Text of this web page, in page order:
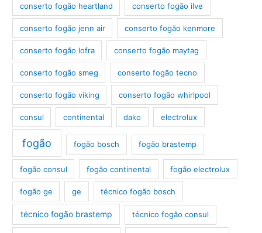
conserto fogão heartland conserto fogão ilve
conserto fogão jenn air conserto fogão kenmore
conserto fogão lofra conserto fogão maytag
conserto fogão smeg conserto fogão tecno
conserto fogão viking conserto fogão whirlpool
consul continental dako electrolux
fogão fogão bosch fogão brastemp
fogão consul fogão continental fogão electrolux
fogão ge ge técnico fogão bosch
técnico fogão brastemp técnico fogão consul